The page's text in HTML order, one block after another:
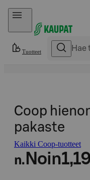
Hyppää sisältöön
Tuotteet
Coop
pakaste
Kaikki Coop-tuotteet
n. Noin